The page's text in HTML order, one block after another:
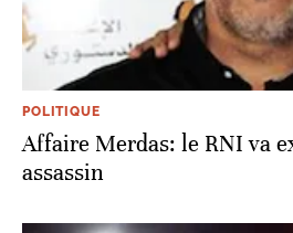
POLITIQUE
Affaire Merdas: le RNI va
assassin